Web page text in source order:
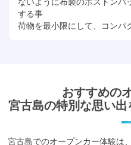
する事
荷物を最小限にして、コンパ
おすすめの
宮古島の特別な思い出
宮古島でのオープンカー体験は